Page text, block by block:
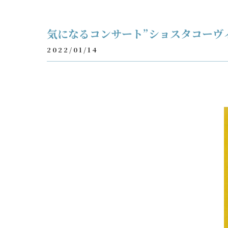
気になるコンサート”ショスタコーヴ
2022/01/14